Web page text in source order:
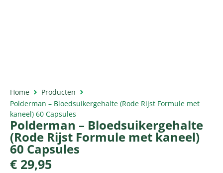
Home
Producten
Polderman – Bloedsuikergehalte (Rode Rijst Formule met
kaneel) 60 Capsules
Polderman – Bloedsuikergehalte
(Rode Rijst Formule met kaneel)
60 Capsules
€ 29,95